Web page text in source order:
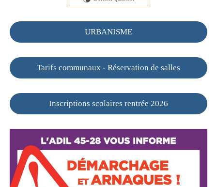
URBANISME
Tarifs communaux - Réservation de salles
Inscriptions scolaires rentrée 2026